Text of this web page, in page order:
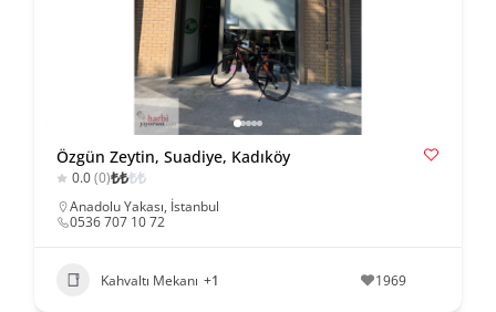
Özgün Zeytin, Suadiye, Kadıköy
0.0(0)₺₺₺₺
Anadolu Yakası, İstanbul
0536 707 10 72
Kahvaltı Mekanı +1 1969